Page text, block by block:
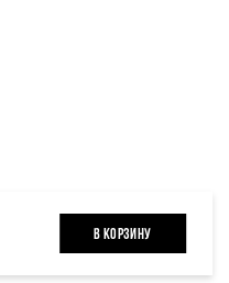
B КОРЗИНУ